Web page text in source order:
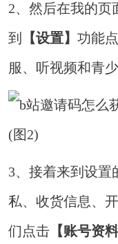
2、然后在我的页
到
【设置】功能
服、听视频和青
3、接着来到设置
私、收货信息、
们点击 【账号资